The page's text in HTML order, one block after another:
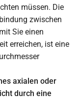
müssen. Die
zwischen
Sie einen
erreichen, ist eine
axialen oder
durch eine